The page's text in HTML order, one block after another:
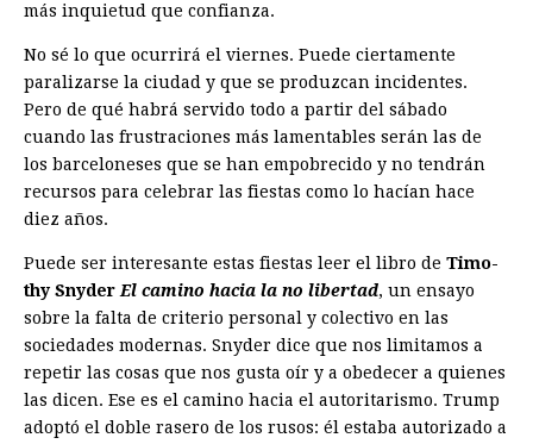
más inquietud que ­confianza.
No sé lo que ocurrirá el viernes. Puede ciertamente
paralizarse la ciudad y que se produzcan incidentes.
Pero de qué habrá servido todo a partir del sábado
cuando las frustraciones más lamentables serán las de
los barceloneses que se han empobrecido y no tendrán
recursos para celebrar las fiestas como lo hacían hace
diez años.
Puede ser interesante estas fiestas leer el libro de Timo­
thy Snyder El camino hacia la no libertad, un ensayo
sobre la falta de criterio personal y colectivo en las
sociedades modernas. Snyder dice que nos limitamos a
repetir las cosas que nos gusta oír y a obedecer a quienes
las dicen. Ese es el camino hacia el autoritarismo. Trump
adoptó el doble rasero de los rusos: él estaba autorizado a